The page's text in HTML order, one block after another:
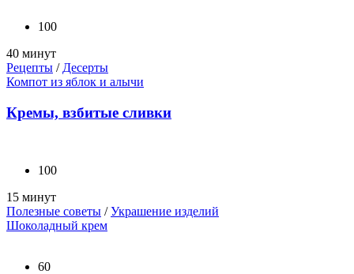
100
40 минут
Рецепты / Десерты
Компот из яблок и алычи
Кремы, взбитые сливки
100
15 минут
Полезные советы /Украшение изделий
Шоколадный крем
60